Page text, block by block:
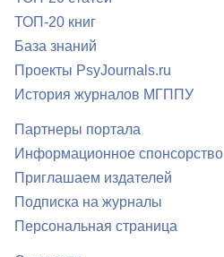
ТОП-20 книг
База знаний
Проекты PsyJournals.ru
История журналов МГППУ
Партнеры портала
Информационное спонсорство
Приглашаем издателей
Подписка на журналы
Персональная страница